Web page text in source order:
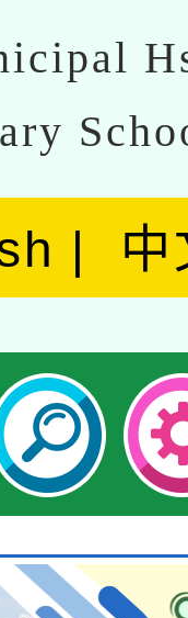
中